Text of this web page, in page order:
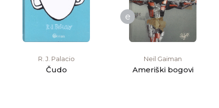
R. J. Palacio
Čudo
e
Neil Gaiman
Ameriški bogovi